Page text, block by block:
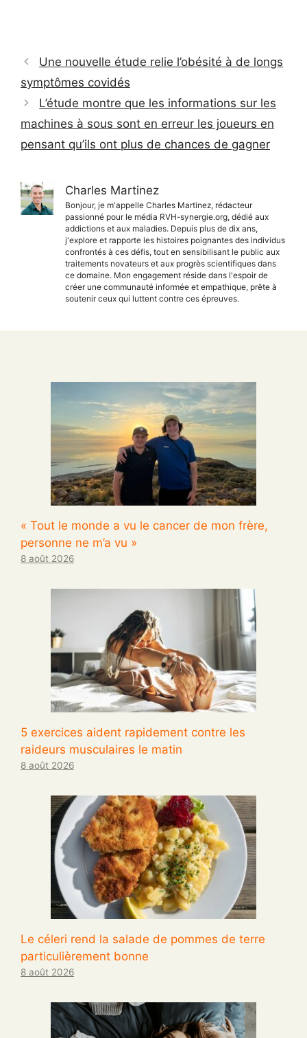
Une nouvelle étude relie l’obésité à de longs
symptômes covidés
L’étude montre que les informations sur les
machines à sous sont en erreur les joueurs en
pensant qu’ils ont plus de chances de gagner
Charles Martinez
Bonjour, je m'appelle Charles Martinez, rédacteur
passionné pour le média RVH-synergie.org, dédié aux
addictions et aux maladies. Depuis plus de dix ans,
j'explore et rapporte les histoires poignantes des individus
confrontés à ces défis, tout en sensibilisant le public aux
traitements novateurs et aux progrès scientifiques dans
ce domaine. Mon engagement réside dans l'espoir de
créer une communauté informée et empathique, prête à
soutenir ceux qui luttent contre ces épreuves.
« Tout le monde a vu le cancer de mon frère,
personne ne m’a vu »
8 août 2026
5 exercices aident rapidement contre les
raideurs musculaires le matin
8 août 2026
Le céleri rend la salade de pommes de terre
particulièrement bonne
8 août 2026